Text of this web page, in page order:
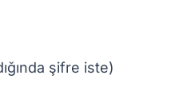
şifre iste)